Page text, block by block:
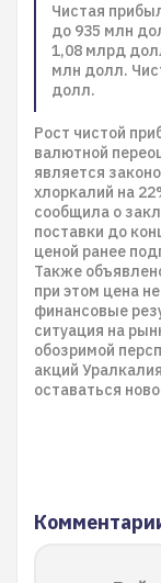
Чистая
до 935 млн
1,08 млрд
млн долл.
долл.
Рост чистой
валютной
является
хлоркалий на
сообщила о
поставки до
ценой ранее
Также
при этом цена
финансовые
ситуация на
обозримой
акций
оставаться